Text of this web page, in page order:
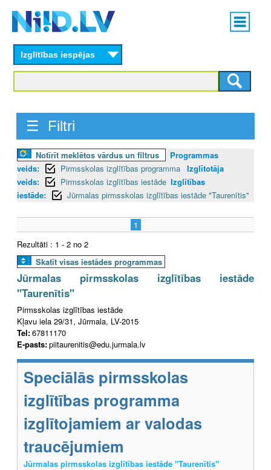
content
Main
menu
Izglītības iespējas
☰ Filtri
Notīrīt meklētos vārdus un filtrus
Programmas
veids:
Pirmsskolas izglītības programma Izglītotāja
veids:
Pirmsskolas izglītības iestāde Izglītības
iestāde:
Jūrmalas pirmsskolas izglītības iestāde "Taurenītis"
1
Rezultāti : 1 - 2 no 2
Skatīt visas iestādes programmas
Jūrmalas pirmsskolas izglītības iestāde
"Taurenītis"
Pirmsskolas izglītības iestāde
Kļavu iela 29/31, Jūrmala, LV-2015
Tel:67811170
E-pasts:piitaurenitis@edu.jurmala.lv
Speciālās pirmsskolas
izglītības programma
izglītojamiem ar valodas
traucējumiem
Jūrmalas pirmsskolas izglītības iestāde "Taurenītis"